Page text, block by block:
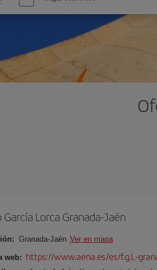
Lorca Granada-Jaén
Granada-Jaén Ver en mapa
web: https://www.aena.es/es/f.g.l.-